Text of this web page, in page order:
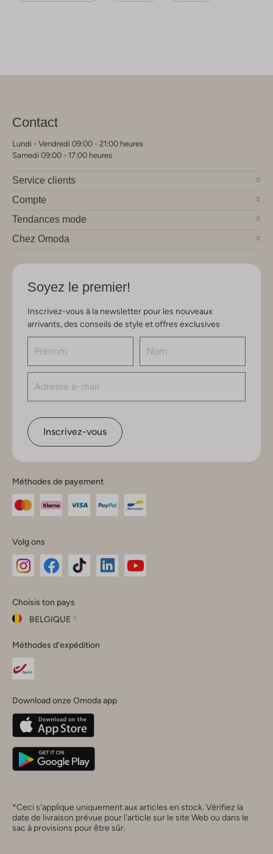
Contact
Lundi - Vendredi 09:00 - 21:00 heures
Samedi 09:00 - 17:00 heures
Service clients
Compte
Tendances mode
Chez Omoda
Soyez le premier!
Inscrivez-vous à la newsletter pour les nouveaux
arrivants, des conseils de style et offres exclusives
Inscrivez-vous
Méthodes de payement
Volg ons
Instagram
Facebook
TikTok
Choisis ton pays
BELGIQUE
ton
pays
Fermer
Belgique(Français)
Deutschland
Méthodes d'expédition
Download onze Omoda app
*Ceci s'applique uniquement aux articles en stock. Vérifiez la
date de livraison prévue pour l'article sur le site Web ou dans le
sac à provisions pour être sûr.